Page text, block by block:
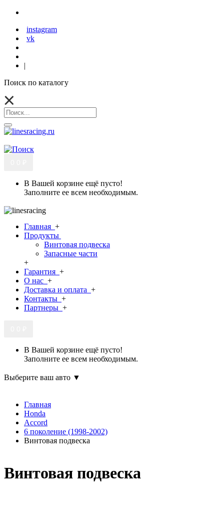
instagram
vk
|
Поиск по каталогу
В Вашей корзине ещё пусто!
Заполните ее всем необходимым.
Главная +
Продукты
Винтовая подвеска
Запасные части
+
Гарантия +
О нас +
Доставка и оплата +
Контакты +
Партнеры +
В Вашей корзине ещё пусто!
Заполните ее всем необходимым.
Выберите ваш авто ▼
Главная
Honda
Accord
6 поколение (1998-2002)
Винтовая подвеска
Винтовая подвеска